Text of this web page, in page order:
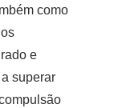
como
e
superar